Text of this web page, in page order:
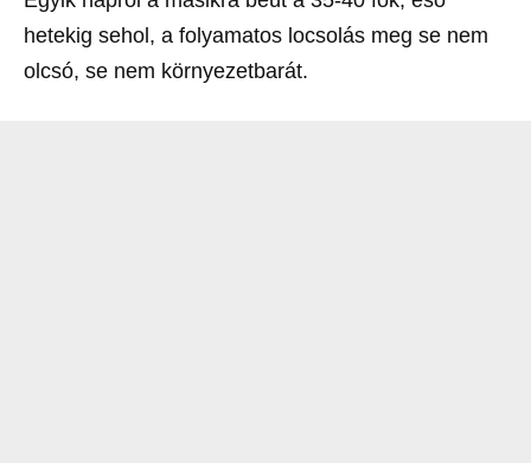
hetekig sehol, a folyamatos locsolás meg se nem
olcsó, se nem környezetbarát.